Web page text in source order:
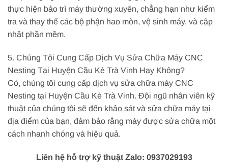
thực hiện bảo trì máy thường xuyên, chẳng hạn như kiểm
tra và thay thế các bộ phận hao mòn, vệ sinh máy, và cập
nhật phần mềm.
5. Chúng Tôi Cung Cấp Dịch Vụ Sửa Chữa Máy CNC
Nesting Tại Huyện Cầu Kè Trà Vinh Hay Không?
Có, chúng tôi cung cấp dịch vụ sửa chữa máy CNC
Nesting tại Huyện Cầu Kè Trà Vinh. Đội ngũ nhân viên kỹ
thuật của chúng tôi sẽ đến khảo sát và sửa chữa máy tại
địa điểm của bạn, đảm bảo rằng máy được sửa chữa một
cách nhanh chóng và hiệu quả.
Liên hệ hỗ trợ kỹ thuật Zalo: 0937029193